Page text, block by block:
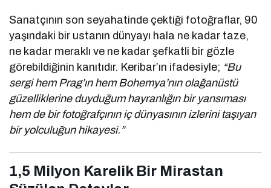
Sanatçının son seyahatinde çektiği fotoğraflar, 90
yaşındaki bir ustanın dünyayı hala ne kadar taze,
ne kadar meraklı ve ne kadar şefkatli bir gözle
görebildiğinin kanıtıdır. Keribar’ın ifadesiyle; “Bu
sergi hem Prag’ın hem Bohemya’nın olağanüstü
güzelliklerine duyduğum hayranlığın bir yansıması
hem de bir fotoğrafçının iç dünyasının izlerini taşıyan
bir yolculuğun hikayesi.”
1,5 Milyon Karelik Bir Mirastan